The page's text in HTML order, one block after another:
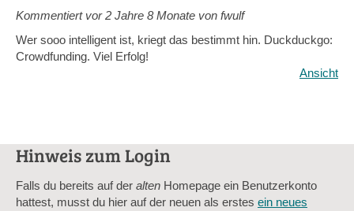
Kommentiert vor2 Jahre 8 Monate von fwulf
Wer sooo intelligent ist, kriegt das bestimmt hin. Duckduckgo:
Crowdfunding. Viel Erfolg!
Ansicht
Hinweis zum Login
Falls du bereits auf der alten Homepage ein Benutzerkonto
hattest, musst du hier auf der neuen als erstes ein neues